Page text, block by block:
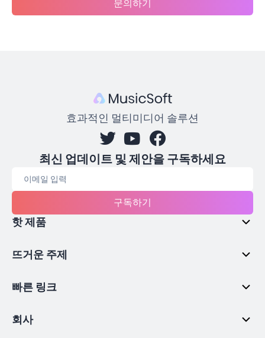
문의하기
효과적인 멀티미디어 솔루션
최신 업데이트 및 제안을 구독하세요
구독하기
핫 제품
뜨거운 주제
빠른 링크
회사